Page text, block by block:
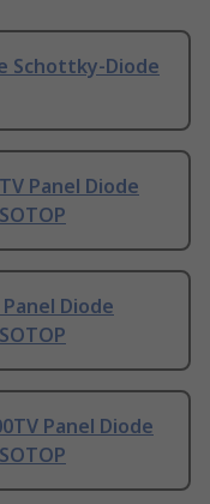
Schottky-Diode
Panel Diode
Diode
Panel Diode